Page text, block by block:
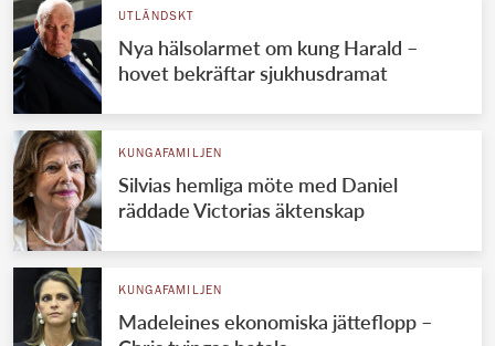
UTLÄNDSKT
Nya hälsolarmet om kung Harald –
hovet bekräftar sjukhusdramat
KUNGAFAMILJEN
Silvias hemliga möte med Daniel
räddade Victorias äktenskap
KUNGAFAMILJEN
Madeleines ekonomiska jätteflopp –